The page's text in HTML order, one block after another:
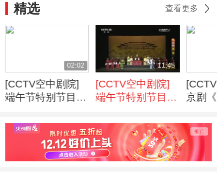
精选 查看更多
02:02
[CCTV空中剧院]
端午节特别节目
三场
11:45
[CCTV空中剧院]
端午节特别节目
一场
京剧